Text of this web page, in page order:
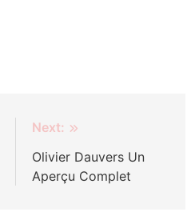
Next:
Olivier Dauvers Un
Aperçu Complet